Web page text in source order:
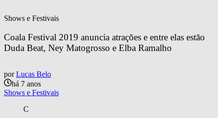
Shows e Festivais
Coala Festival 2019 anuncia atrações e entre elas estão
Duda Beat, Ney Matogrosso e Elba Ramalho
por Lucas Belo
há 7 anos
Shows e Festivais
C